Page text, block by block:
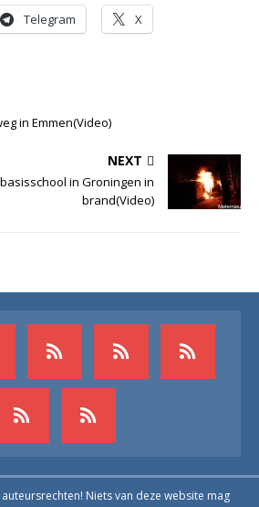
Telegram X
in Emmen(Video)
NEXT
in Groningen in
brand(Video)
Niets van deze website mag